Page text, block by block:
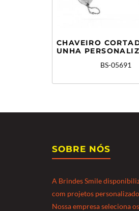
CHAVEIRO
UNHA
BS-05691
SOBRE NÓS
A Brindes Smile
com projetos
Nossa empresa seleciona